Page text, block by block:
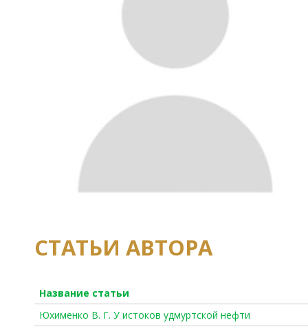
СТАТЬИ АВТОРА
Название статьи
Юхименко В. Г. У истоков удмуртской нефти